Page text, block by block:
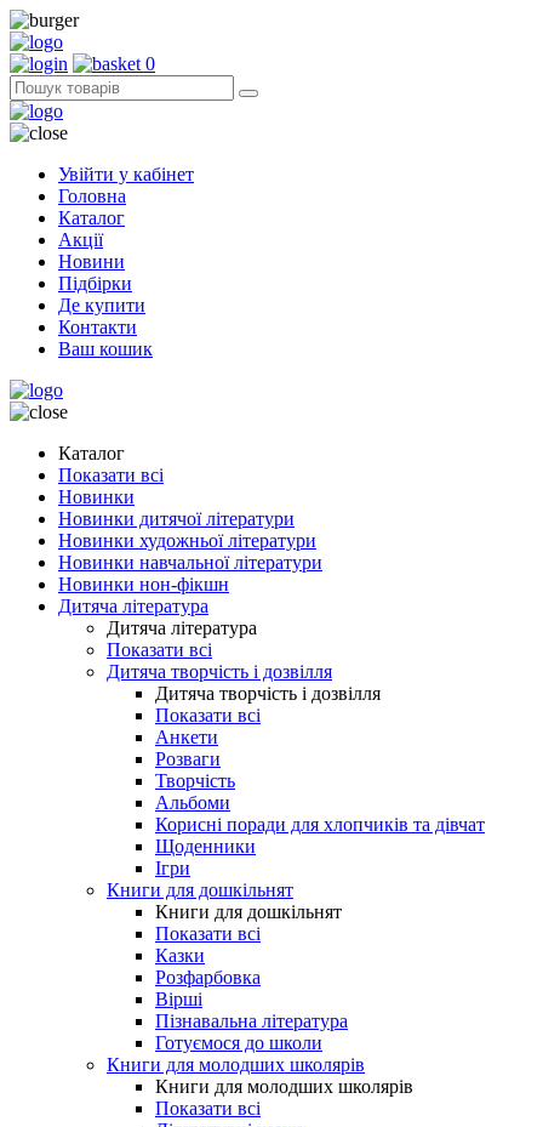
0
Увійти у кабінет
Головна
Каталог
Акції
Новини
Підбірки
Де купити
Контакти
Ваш кошик
Каталог
Показати всі
Новинки
Новинки дитячої літератури
Новинки художньої літератури
Новинки навчальної літератури
Новинки нон-фікшн
Дитяча література
Дитяча література
Показати всі
Дитяча творчість і дозвілля
Дитяча творчість і дозвілля
Показати всі
Анкети
Розваги
Творчість
Альбоми
Корисні поради для хлопчиків та дівчат
Щоденники
Ігри
Книги для дошкільнят
Книги для дошкільнят
Показати всі
Казки
Розфарбовка
Вірші
Пізнавальна література
Готуємося до школи
Книги для молодших школярів
Книги для молодших школярів
Показати всі